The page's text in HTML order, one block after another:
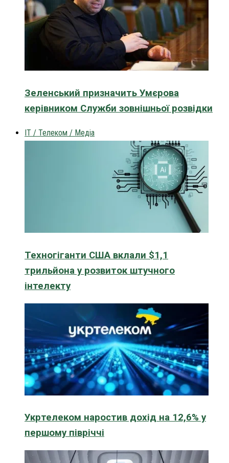
Зеленський призначить Умєрова
керівником Служби зовнішньої розвідки
IT / Телеком / Медіа
Техногіганти США вклали $1,1
трильйона у розвиток штучного
інтелекту
Укртелеком наростив дохід на 12,6% у
першому півріччі